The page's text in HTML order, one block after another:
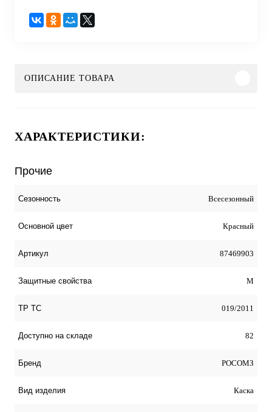
ОПИСАНИЕ ТОВАРА
ХАРАКТЕРИСТИКИ:
Прочие
Сезонность Всесезонный
Основной цвет Красный
Артикул 87469903
Защитные свойства М
ТР ТС 019/2011
Доступно на складе 82
Бренд РОСОМЗ
Вид изделия Каска